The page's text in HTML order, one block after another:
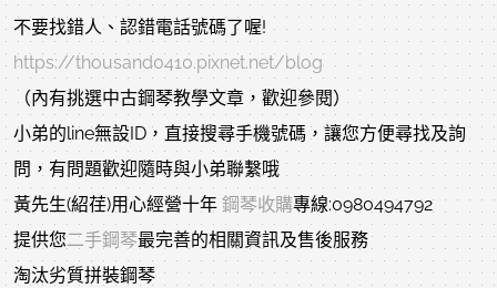
不要找錯人、認錯電話號碼了喔!
https://thousand0410.pixnet.net/blog
（內有挑選中古鋼琴教學文章，歡迎參閱）
小弟的line無設ID，直接搜尋手機號碼，讓您方便尋找及詢
問，有問題歡迎隨時與小弟聯繫哦
黃先生(紹荏)用心經營十年 鋼琴收購專線:0980494792
提供您二手鋼琴最完善的相關資訊及售後服務
淘汰劣質拼裝鋼琴